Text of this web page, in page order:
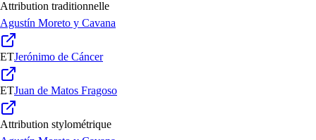
Attribution traditionnelle
Agustín Moreto y Cavana
ETJerónimo de Cáncer
ETJuan de Matos Fragoso
Attribution stylométrique